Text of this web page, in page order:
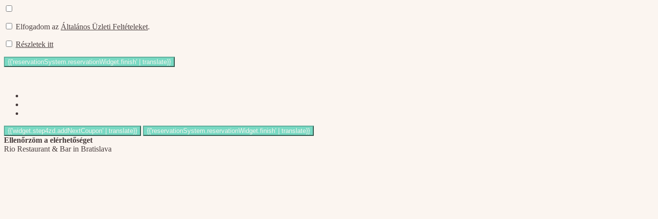
Elfogadom az Általános Üzleti Feltételeket.
Részletek itt
Ellenőrzöm a elérhetőséget
Rio Restaurant & Bar in Bratislava